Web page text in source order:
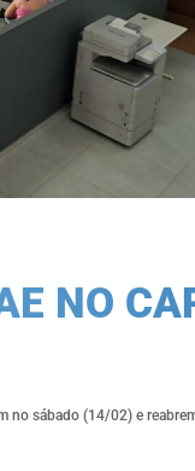
NO
no sábado (14/02) e